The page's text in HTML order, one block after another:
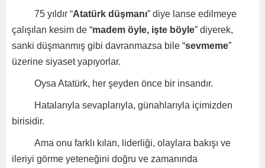
75 yıldır “Atatürk düşmanı” diye lanse edilmeye
çalışılan kesim de “madem öyle, işte böyle” diyerek,
sanki düşmanmış gibi davranmazsa bile “sevmeme”
üzerine siyaset yapıyorlar.
Oysa Atatürk, her şeyden önce bir insandır.
Hatalarıyla sevaplarıyla, günahlarıyla içimizden
birisidir.
Ama onu farklı kılan, liderliği, olaylara bakışı ve
ileriyi görme yeteneğini doğru ve zamanında